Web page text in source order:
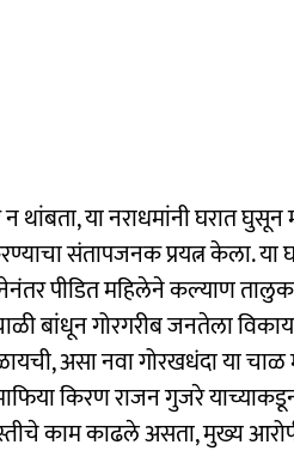
थांबता, या नराधमांनी घरात
संतापजनक प्रयत्न केला.
पीडित महिलेने कल्याण
बांधून गोरगरीब जनतेला
असा नवा गोरखधंदा या
किरण राजन गुजरे
काम काढले असता, मुख्य